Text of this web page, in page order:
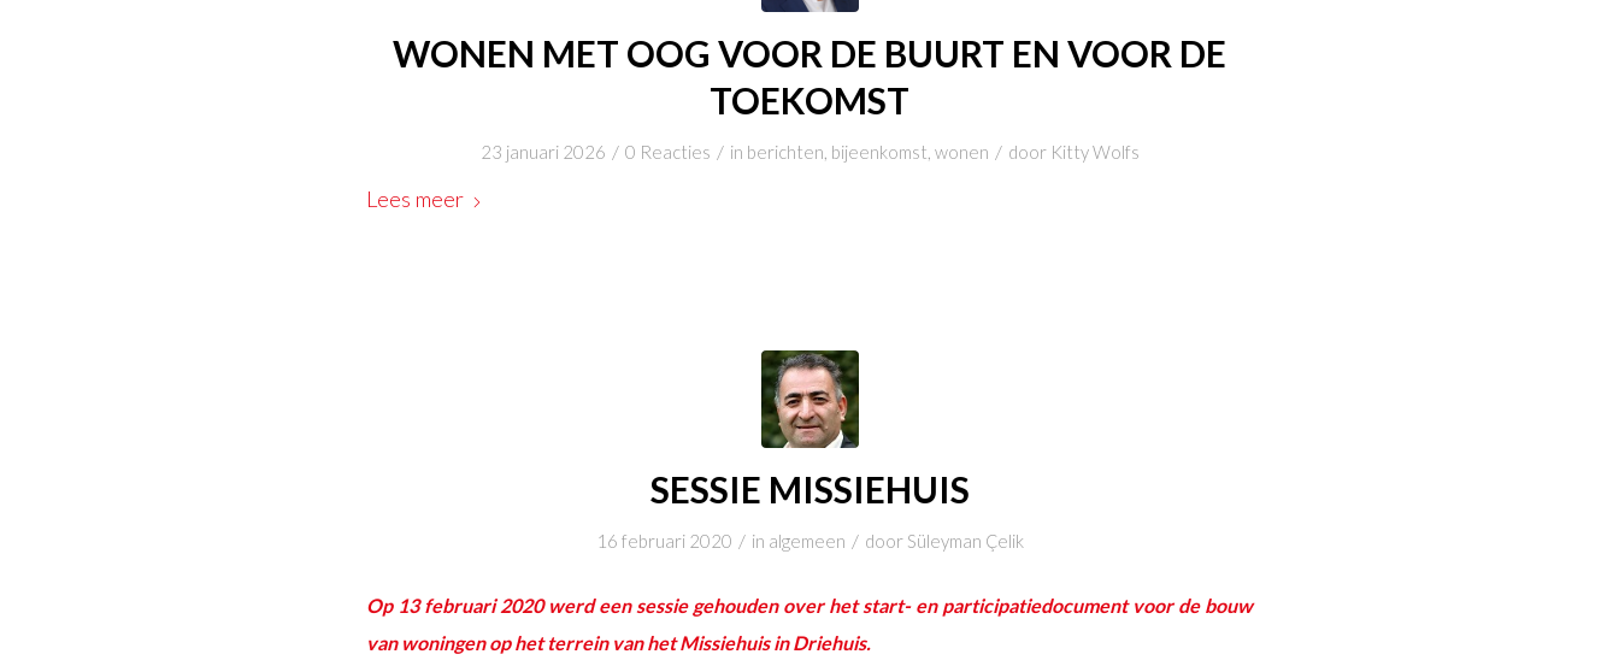
WONEN MET OOG VOOR DE BUURT EN VOOR DE
TOEKOMST
23 januari 2026 / 0 Reacties / in berichten, bijeenkomst, wonen / door Kitty Wolfs
Lees meer
SESSIE MISSIEHUIS
16 februari 2020 / in algemeen / door Süleyman Çelik
Op 13 februari 2020 werd een sessie gehouden over het start- en participatiedocument voor de bouw
van woningen op het terrein van het Missiehuis in Driehuis.